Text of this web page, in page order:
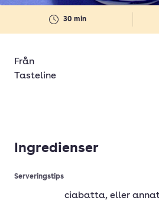
30 min
Från
Tasteline
Ingredienser
Serveringstips
ciabatta, eller